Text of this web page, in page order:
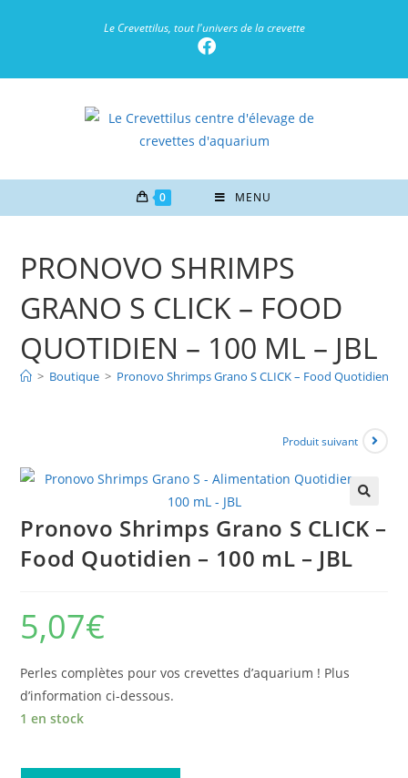
Le Crevettilus, tout l'univers de la crevette
0 MENU
PRONOVO SHRIMPS
GRANO S CLICK – FOOD
QUOTIDIEN – 100 ML – JBL
> Boutique > Pronovo Shrimps Grano S CLICK – Food Quotidien –
Produit suivant
🔍
Pronovo Shrimps Grano S CLICK –
Food Quotidien – 100 mL – JBL
5,07€
Perles complètes pour vos crevettes d’aquarium ! Plus
d’information ci-dessous.
1 en stock